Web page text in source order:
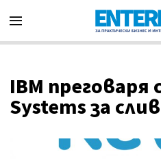
IBM преговаря
Systems за